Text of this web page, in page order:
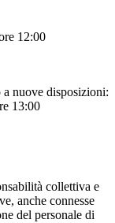
12:00
nuove disposizioni:
13:00
collettiva e
anche connesse
del personale di